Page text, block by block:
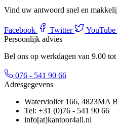
Vind uw antwoord snel en
Facebook Twitter YouTube
Persoonlijk advies
Bel ons op werkdagen van 9.00
076 - 541 90 66
Adresgegevens
Waterviolier 166, 4823MA
Tel: +31 (0)76 - 541 90 66
info[at]kantoor4all.nl